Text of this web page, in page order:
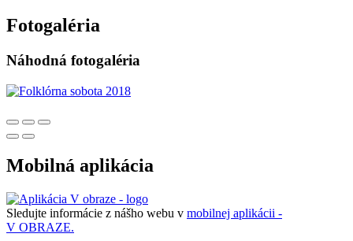
Fotogaléria
Náhodná fotogaléria
Mobilná aplikácia
Sledujte informácie z nášho webu v mobilnej aplikácii -
V OBRAZE.